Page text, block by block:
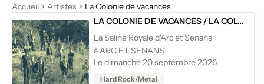
Accueil Artistes
La Colonie de vacances
LA COLONIE DE VACANCES /LA COLONIE DE VACANCES
La Saline Royale d'Arc et Senans
à ARC ET SENANS
Le dimanche 20 septembre 2026
Hard Rock/Metal